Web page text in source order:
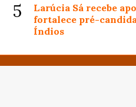
5
Larúcia Sá recebe
fortalece pré-
Índios